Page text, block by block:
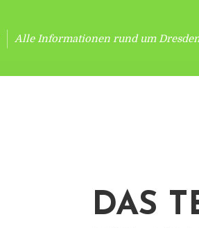
Alle Informationen rund um
DAS